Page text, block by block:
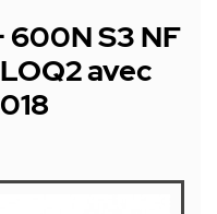
600N S3 NF
avec